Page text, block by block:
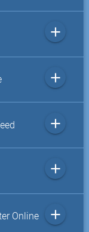
add
add
add
add
Online add